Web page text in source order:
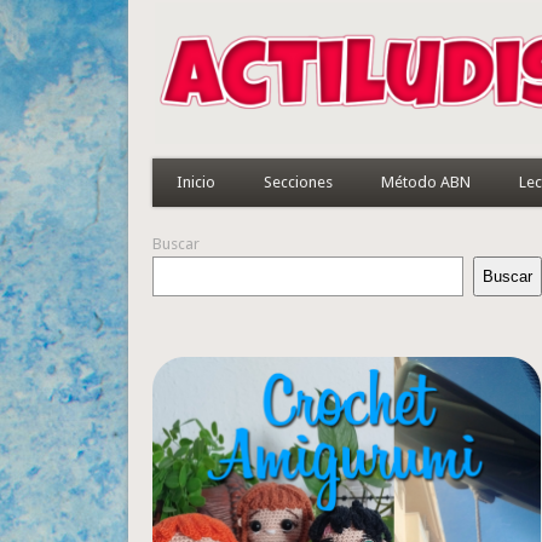
Inicio Secciones Método ABN
Buscar
Buscar